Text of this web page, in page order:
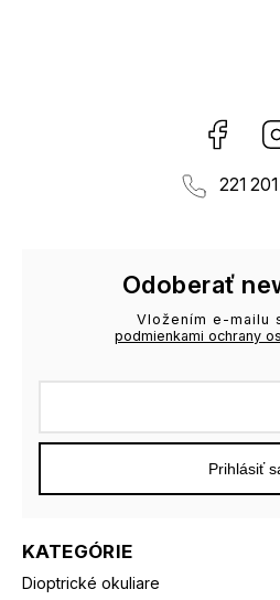
221
KATEGÓRIE
Dioptrické okuliare
Odoberať
Vložením e-mailu
podmienkami ochrany
Prihlásiť